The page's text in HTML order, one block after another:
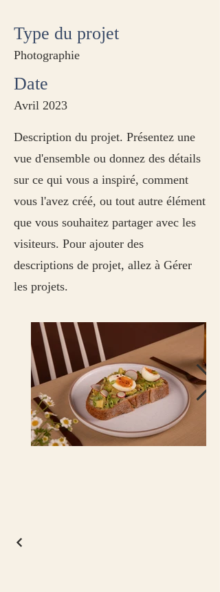
Type du projet
Photographie
Date
Avril 2023
Description du projet. Présentez une
vue d'ensemble ou donnez des détails
sur ce qui vous a inspiré, comment
vous l'avez créé, ou tout autre élément
que vous souhaitez partager avec les
visiteurs. Pour ajouter des
descriptions de projet, allez à Gérer
les projets.